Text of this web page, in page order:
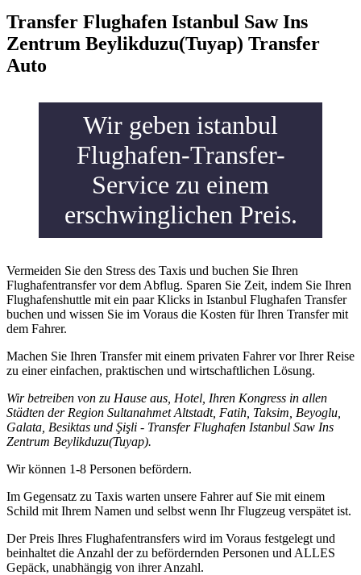
Transfer Flughafen Istanbul Saw Ins
Zentrum Beylikduzu(Tuyap) Transfer
Auto
Wir geben istanbul
Flughafen-Transfer-
Service zu einem
erschwinglichen Preis.
Vermeiden Sie den Stress des Taxis und buchen Sie Ihren
Flughafentransfer vor dem Abflug. Sparen Sie Zeit, indem Sie Ihren
Flughafenshuttle mit ein paar Klicks in Istanbul Flughafen Transfer
buchen und wissen Sie im Voraus die Kosten für Ihren Transfer mit
dem Fahrer.
Machen Sie Ihren Transfer mit einem privaten Fahrer vor Ihrer Reise
zu einer einfachen, praktischen und wirtschaftlichen Lösung.
Wir betreiben von zu Hause aus, Hotel, Ihren Kongress in allen
Städten der Region Sultanahmet Altstadt, Fatih, Taksim, Beyoglu,
Galata, Besiktas und Şişli - Transfer Flughafen Istanbul Saw Ins
Zentrum Beylikduzu(Tuyap).
Wir können 1-8 Personen befördern.
Im Gegensatz zu Taxis warten unsere Fahrer auf Sie mit einem
Schild mit Ihrem Namen und selbst wenn Ihr Flugzeug verspätet ist.
Der Preis Ihres Flughafentransfers wird im Voraus festgelegt und
beinhaltet die Anzahl der zu befördernden Personen und ALLES
Gepäck, unabhängig von ihrer Anzahl.